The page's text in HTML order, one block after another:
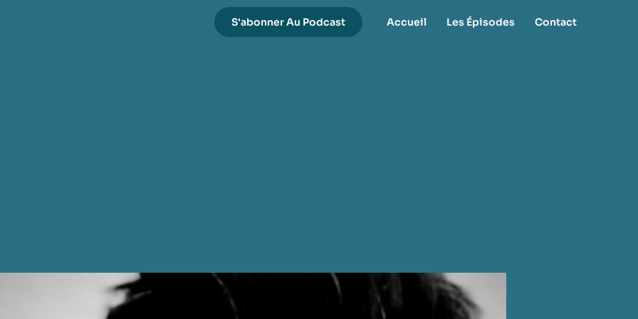
S'abonner Au Podcast Accueil Les Épisodes Contact